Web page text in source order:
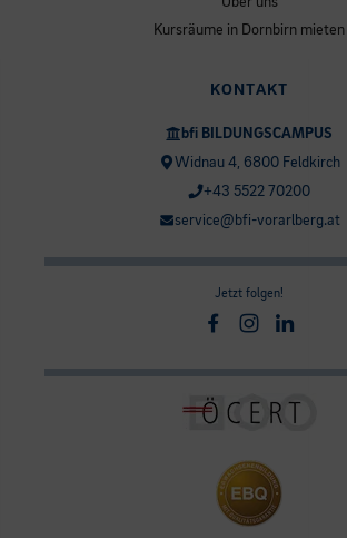
Kursräume in Dornbirn mieten
KONTAKT
bfi BILDUNGSCAMPUS
Widnau 4, 6800 Feldkirch
+43 5522 70200
service@bfi-vorarlberg.at
Jetzt folgen!
Facebook
Instagram
Linkedin